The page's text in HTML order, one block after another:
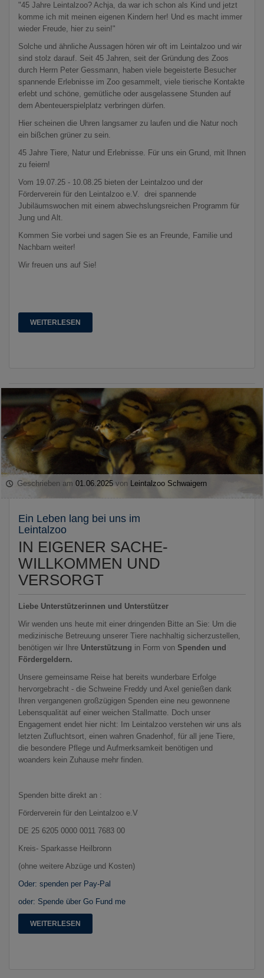
"45 Jahre Leintalzoo? Achja, da war ich schon als Kind und jetzt
komme ich mit meinen eigenen Kindern her! Und es macht immer
wieder Freude, hier zu sein!"
Solche und ähnliche Aussagen hören wir oft im Leintalzoo und wir
sind stolz darauf. Seit 45 Jahren, seit der Gründung des Zoos
durch Herrn Peter Gessmann, haben viele begeisterte Besucher
spannende Erlebnisse im Zoo gesammelt, viele tierische Kontakte
erlebt und schöne, gemütliche oder ausgelassene Stunden auf
dem Abenteuerspielplatz verbringen dürfen.
Hier scheinen die Uhren langsamer zu laufen und die Natur noch
ein bißchen grüner zu sein.
45 Jahre Tiere, Natur und Erlebnisse. Für uns ein Grund, mit Ihnen
zu feiern!
Vom 19.07.25 - 10.08.25 bieten der Leintalzoo und der
Förderverein für den Leintalzoo e.V. drei spannende
Jubiläumswochen mit einem abwechslungsreichen Programm für
Jung und Alt.
Kommen Sie vorbei und sagen Sie es an Freunde, Familie und
Nachbarn weiter!
Wir freuen uns auf Sie!
WEITERLESEN
Geschrieben am01.06.2025 von Leintalzoo Schwaigern
Ein Leben lang bei uns im
Leintalzoo
IN EIGENER SACHE-
WILLKOMMEN UND
VERSORGT
Liebe Unterstützerinnen und Unterstützer
Wir wenden uns heute mit einer dringenden Bitte an Sie: Um die
medizinische Betreuung unserer Tiere nachhaltig sicherzustellen,
benötigen wir Ihre Unterstützung in Form von Spenden und
Fördergeldern.
Unsere gemeinsame Reise hat bereits wunderbare Erfolge
hervorgebracht - die Schweine Freddy und Axel genießen dank
Ihren vergangenen großzügigen Spenden eine neu gewonnene
Lebensqualität auf einer weichen Stallmatte. Doch unser
Engagement endet hier nicht: Im Leintalzoo verstehen wir uns als
letzten Zufluchtsort, einen wahren Gnadenhof, für all jene Tiere,
die besondere Pflege und Aufmerksamkeit benötigen und
woanders kein Zuhause mehr finden.
Spenden bitte direkt an :
Förderverein für den Leintalzoo e.V
DE 25 6205 0000 0011 7683 00
Kreis- Sparkasse Heilbronn
(ohne weitere Abzüge und Kosten)
Oder: spenden per Pay-Pal
oder: Spende über Go Fund me
WEITERLESEN